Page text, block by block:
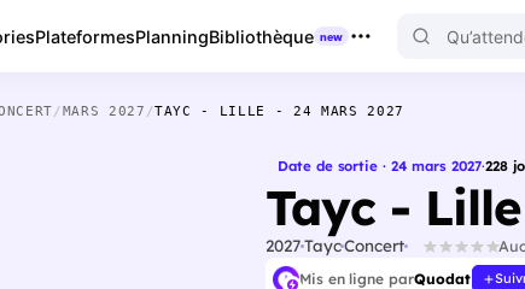
PlateformesPlanningBibliothèque new
/MARS 2027 /TAYC - LILLE - 24 MARS 2027
Date de sortie · 24 mars 2027·228
Tayc -
2027TaycConcert
Mis en ligne parQuodat